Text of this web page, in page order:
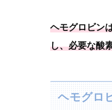
ヘモグロビン
し、必要な酸
ヘモグロ